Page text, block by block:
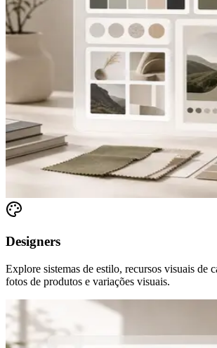
Designers
Explore sistemas de estilo, recursos visuais de
fotos de produtos e variações visuais.